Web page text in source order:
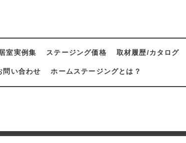
居室実例集 ステージング価格 取材履歴/カタログ
問い合わせ ホームステージングとは？